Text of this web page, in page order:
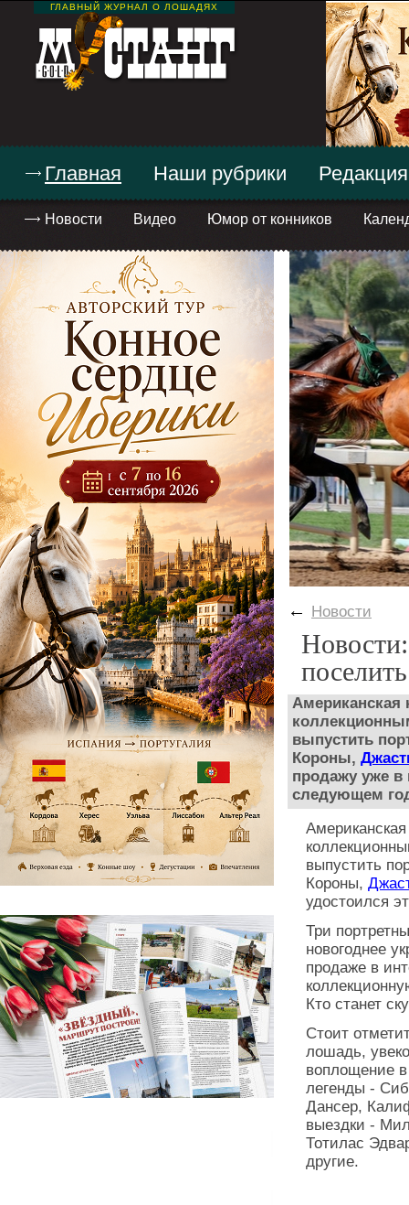
ГЛАВНЫЙ ЖУРНАЛ О ЛОШАДЯХ
Главная
Новости Видео Юмор от конников
Наши рубрики Редакция
← Новости
Американская
выпустить
Короны,
продажу уже в
следующем
выпустить
Короны,
удостоился
Три
новогоднее
продаже в
Кто станет
Стоит
лошадь,
воплощение
легенды -
Дансер,
выездки -
Тотилас
другие.